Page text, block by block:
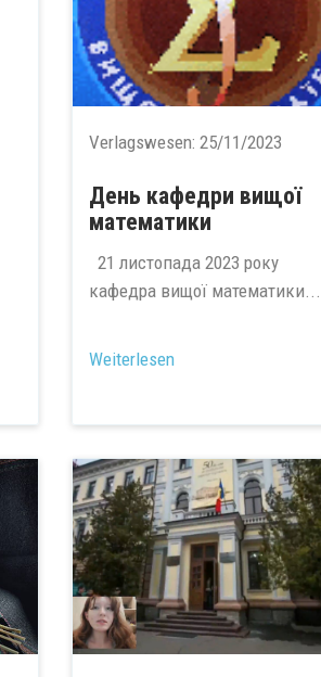
Verlagswesen: 25/11/2023
День кафедри вищої
математики
21 листопада 2023 року
кафедра вищої математики...
Weiterlesen